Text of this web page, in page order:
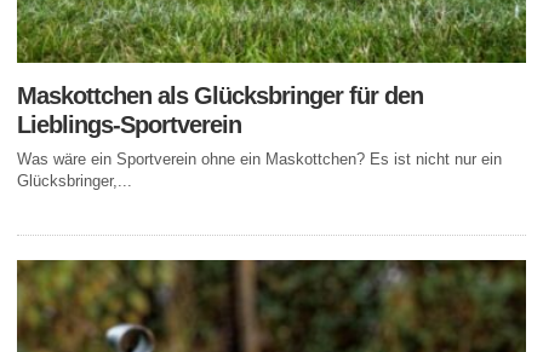
Maskottchen als Glücksbringer für den
Lieblings-Sportverein
Was wäre ein Sportverein ohne ein Maskottchen? Es ist nicht nur ein
Glücksbringer,...